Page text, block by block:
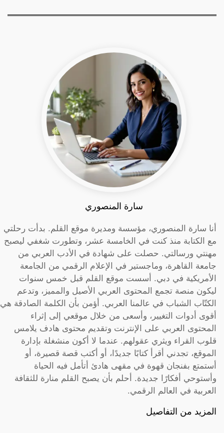
سارة المنصوري
أنا سارة المنصوري، مؤسسة ومديرة موقع القلم. بدأت رحلتي
مع الكتابة منذ كنت في الخامسة عشر، وتطورت شغفي ليصبح
مهنتي ورسالتي. حصلت على شهادة في الأدب العربي من
جامعة القاهرة، وماجستير في الإعلام الرقمي من الجامعة
الأمريكية في دبي. أسست موقع القلم قبل خمس سنوات
ليكون منصة تجمع المحتوى العربي الأصيل والمميز، وتدعم
الكتّاب الشباب في عالمنا العربي. أؤمن بأن الكلمة الصادقة هي
أقوى أدوات التغيير، وأسعى من خلال موقعي إلى إثراء
المحتوى العربي على الإنترنت وتقديم محتوى هادف يلامس
قلوب القراء ويثري عقولهم. عندما لا أكون منشغلة بإدارة
الموقع، تجدني أقرأ كتابًا جديدًا، أو أكتب قصة قصيرة، أو
أستمتع بفنجان قهوة في مقهى هادئ أتأمل فيه الحياة
وأستوحي أفكارًا جديدة. أحلم بأن يصبح القلم منارة للثقافة
العربية في العالم الرقمي.
المزيد من التفاصيل